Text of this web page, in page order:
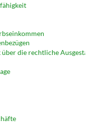
die rechtliche